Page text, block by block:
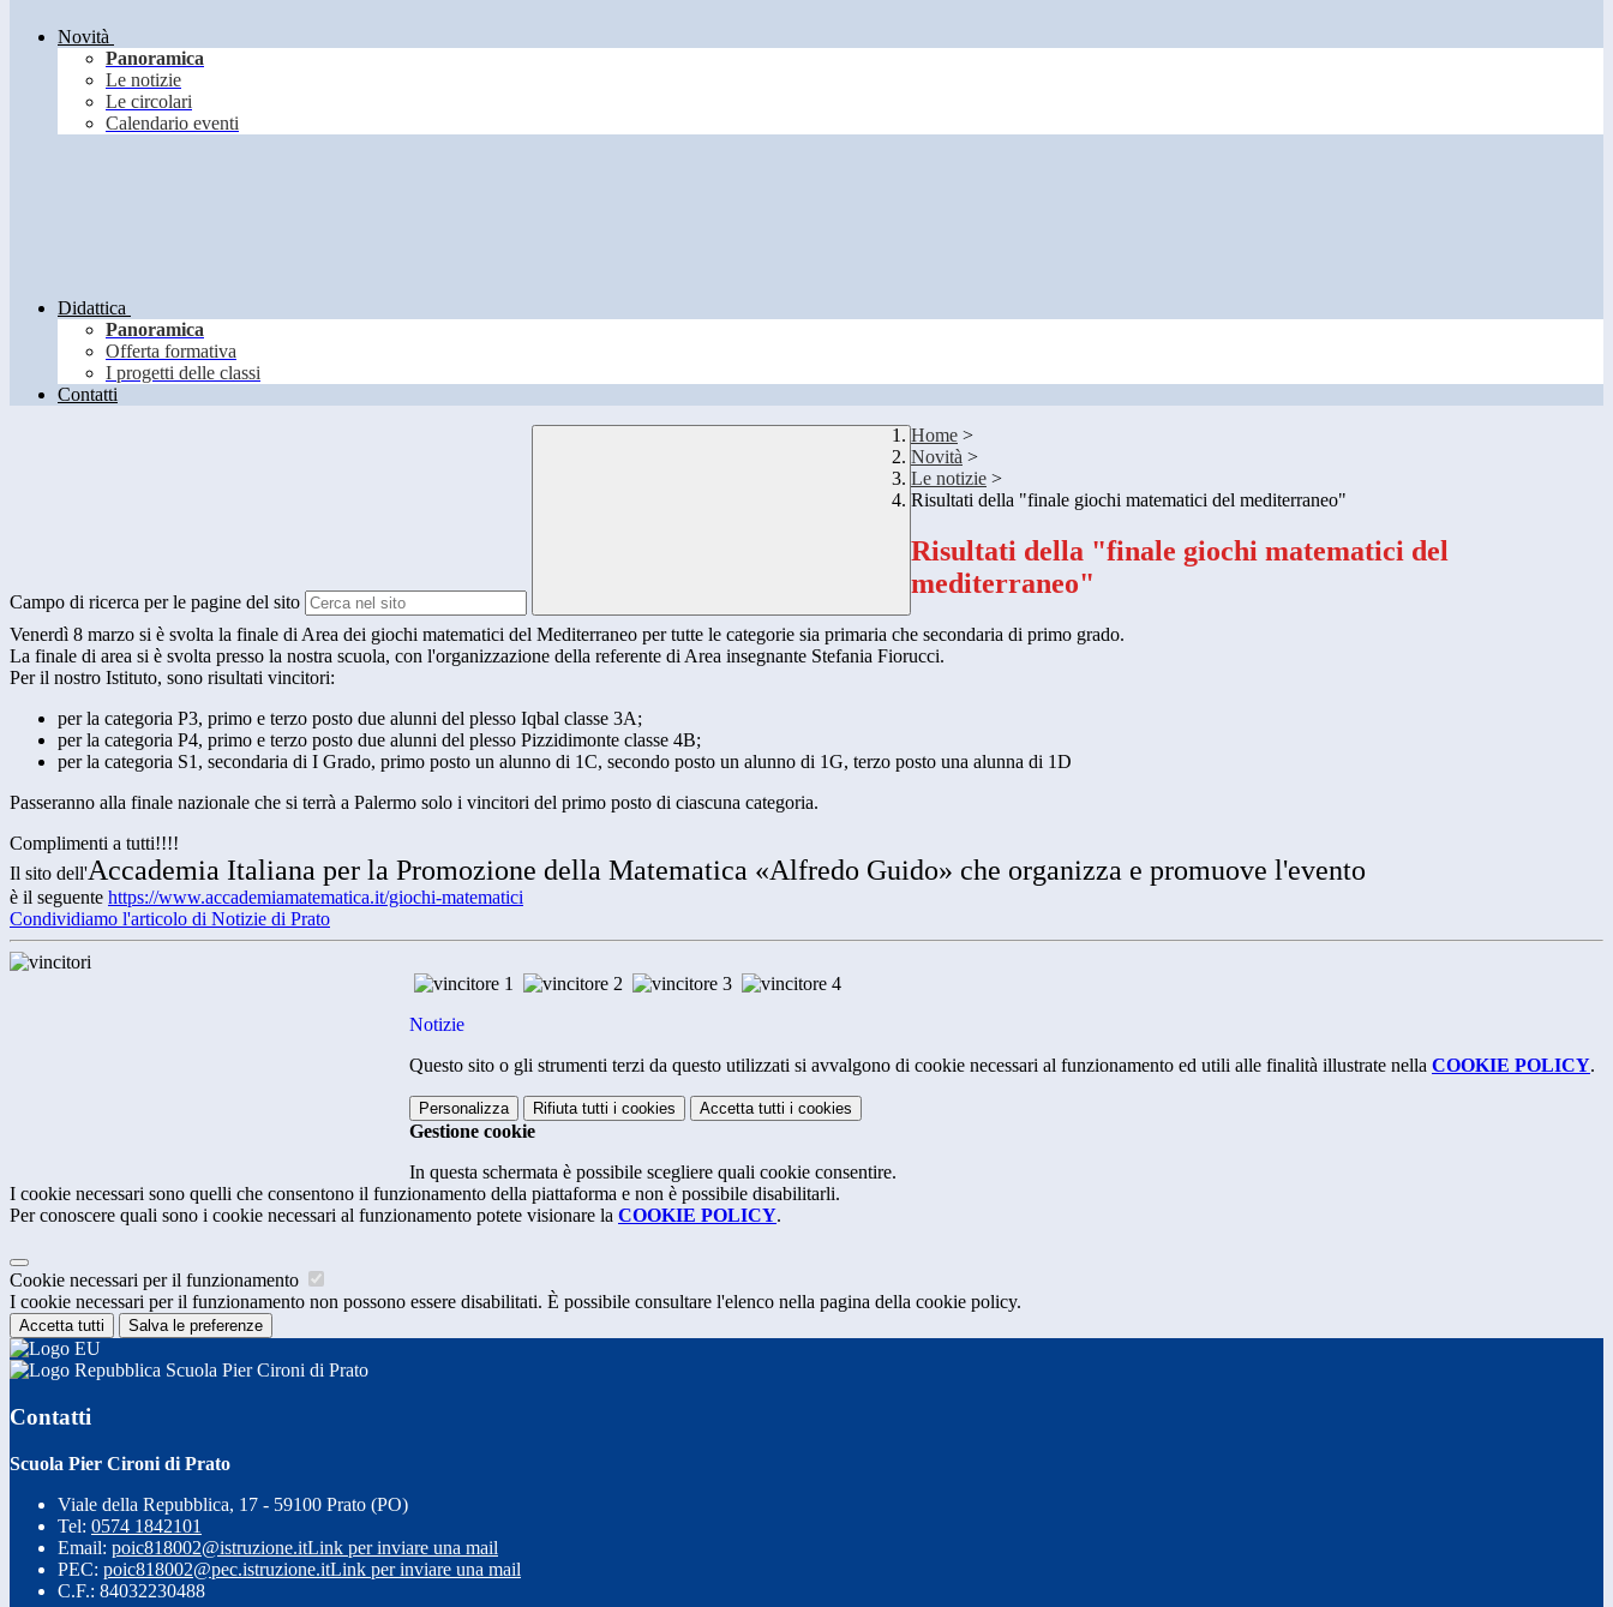
Novità
Panoramica
Le notizie
Le circolari
Calendario eventi
Didattica
Panoramica
Offerta formativa
I progetti delle classi
Contatti
Campo di ricerca per le pagine del sito
Home >
Novità >
Le notizie >
Risultati della "finale giochi matematici del mediterraneo"
Risultati della "finale giochi matematici del
mediterraneo"
Venerdì 8 marzo si è svolta la finale di Area dei giochi matematici del Mediterraneo per tutte le categorie sia primaria che secondaria di primo grado.
La finale di area si è svolta presso la nostra scuola, con l'organizzazione della referente di Area insegnante Stefania Fiorucci.
Per il nostro Istituto, sono risultati vincitori:
per la categoria P3, primo e terzo posto due alunni del plesso Iqbal classe 3A;
per la categoria P4, primo e terzo posto due alunni del plesso Pizzidimonte classe 4B;
per la categoria S1, secondaria di I Grado, primo posto un alunno di 1C, secondo posto un alunno di 1G, terzo posto una alunna di 1D
Passeranno alla finale nazionale che si terrà a Palermo solo i vincitori del primo posto di ciascuna categoria.
Complimenti a tutti!!!!
Il sito dell'Accademia Italiana per la Promozione della Matematica «Alfredo Guido» che organizza e promuove l'evento
è il seguente https://www.accademiamatematica.it/giochi-matematici
Condividiamo l'articolo di Notizie di Prato
Notizie
Questo sito o gli strumenti terzi da questo utilizzati si avvalgono di cookie necessari al funzionamento ed utili alle finalità illustrate nella COOKIE POLICY.
Personalizza Rifiuta tutti i cookies Accetta tutti i cookies
Gestione cookie
In questa schermata è possibile scegliere quali cookie consentire.
I cookie necessari sono quelli che consentono il funzionamento della piattaforma e non è possibile disabilitarli.
Per conoscere quali sono i cookie necessari al funzionamento potete visionare la COOKIE POLICY.
Cookie necessari per il funzionamento
I cookie necessari per il funzionamento non possono essere disabilitati. È possibile consultare l'elenco nella pagina della cookie policy.
Accetta tutti Salva le preferenze
Scuola Pier Cironi di Prato
Contatti
Scuola Pier Cironi di Prato
Viale della Repubblica, 17 - 59100 Prato (PO)
Tel: 0574 1842101
Email: poic818002@istruzione.itLink per inviare una mail
PEC: poic818002@pec.istruzione.itLink per inviare una mail
C.F.: 84032230488